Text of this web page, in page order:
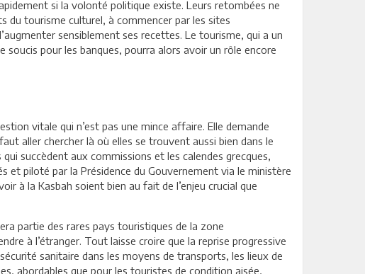
si la volonté politique existe. Leurs retombées ne
du tourisme culturel, à commencer par les sites
sensiblement ses recettes. Le tourisme, qui a un
soucis pour les banques, pourra alors avoir un rôle encore
vitale qui n’est pas une mince affaire. Elle demande
aller chercher là où elles se trouvent aussi bien dans le
succèdent aux commissions et les calendes grecques,
et piloté par la Présidence du Gouvernement via le ministère
à la Kasbah soient bien au fait de l’enjeu crucial que
partie des rares pays touristiques de la zone
à l’étranger. Tout laisse croire que la reprise progressive
sanitaire dans les moyens de transports, les lieux de
abordables que pour les touristes de condition aisée,